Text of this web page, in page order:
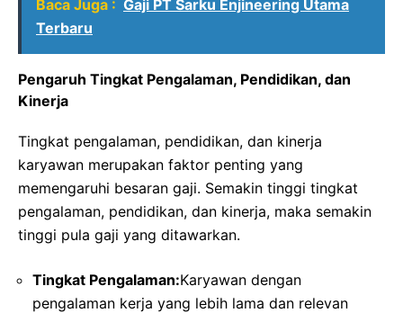
Baca Juga : Gaji PT Sarku Enjineering Utama
Terbaru
Pengaruh Tingkat Pengalaman, Pendidikan, dan
Kinerja
Tingkat pengalaman, pendidikan, dan kinerja
karyawan merupakan faktor penting yang
memengaruhi besaran gaji. Semakin tinggi tingkat
pengalaman, pendidikan, dan kinerja, maka semakin
tinggi pula gaji yang ditawarkan.
Tingkat Pengalaman:Karyawan dengan
pengalaman kerja yang lebih lama dan relevan